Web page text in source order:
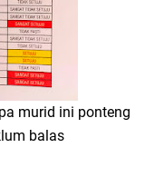
murid ini ponteng
balas